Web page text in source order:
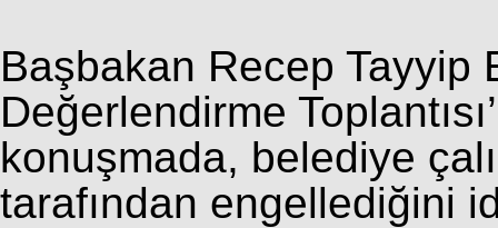
Başbakan Recep Tayyip
Değerlendirme
konuşmada, belediye
tarafından engellediğini